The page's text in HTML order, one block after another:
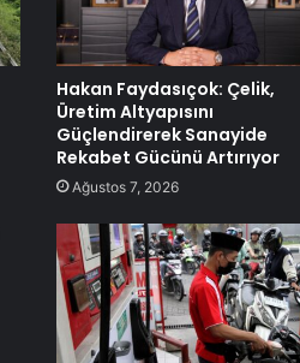
Hakan Faydasıçok: Çelik,
Üretim Altyapısını
Güçlendirerek Sanayide
Rekabet Gücünü Artırıyor
Ağustos 7, 2026